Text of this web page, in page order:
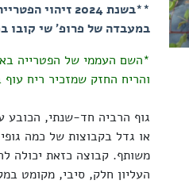
**בשנת 2024
במעבדה של פרופ' שי קובו
והריח החזק שמזכיר ריח עוף
העליון חלק, סיבי, מקומט